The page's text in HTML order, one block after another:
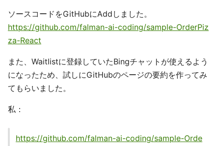
ソースコードをGitHubにAddしました。
https://github.com/falman-ai-coding/sample-OrderPiz
za-React
また、Waitlistに登録していたBingチャットが使えるよう
になったため、試しにGitHubのページの要約を作ってみ
てもらいました。
私：
https://github.com/falman-ai-coding/sample-Orde